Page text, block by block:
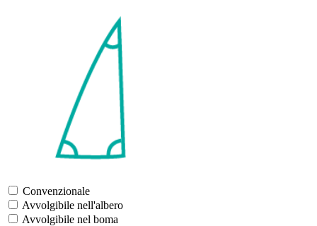
Convenzionale
Avvolgibile nell'albero
Avvolgibile nel boma